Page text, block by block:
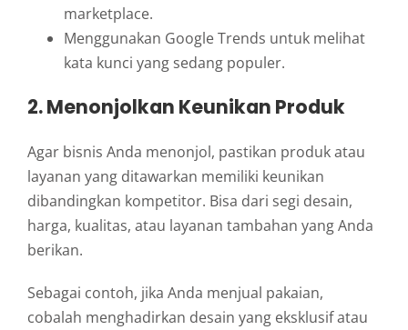
marketplace.
Menggunakan Google Trends untuk melihat
kata kunci yang sedang populer.
2. Menonjolkan Keunikan Produk
Agar bisnis Anda menonjol, pastikan produk atau
layanan yang ditawarkan memiliki keunikan
dibandingkan kompetitor. Bisa dari segi desain,
harga, kualitas, atau layanan tambahan yang Anda
berikan.
Sebagai contoh, jika Anda menjual pakaian,
cobalah menghadirkan desain yang eksklusif atau